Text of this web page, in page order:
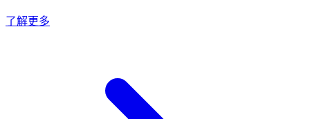
了解更多